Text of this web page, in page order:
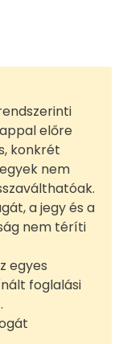
előre
konkrét
nem
a jegy és a
nem téríti
egyes
foglalási